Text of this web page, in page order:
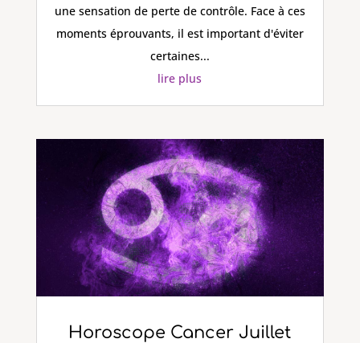
une sensation de perte de contrôle. Face à ces
moments éprouvants, il est important d'éviter
certaines...
lire plus
Horoscope Cancer Juillet